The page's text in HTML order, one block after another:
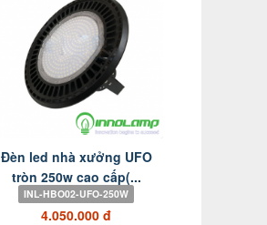
Đèn led nhà xưởng UFO
tròn 250w cao cấp(...
INL-HBO02-UFO-250W
4.050.000 đ